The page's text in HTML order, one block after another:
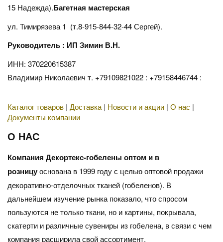
15 Надежда).Багетная мастерская
ул. Тимирязева 1 (т.8-915-844-32-44 Сергей).
Руководитель : ИП Зимин В.Н.
ИНН: 370220615387
Владимир Николаевич т. +79109821022 : +79158446744 :
Каталог товаров | Доставка| Новости и акции | О нас |
Документы компании
О НАС
Компания Декортекс-гобелены оптом и в
розницуоснована в 1999 году с целью оптовой продажи
декоративно-отделочных тканей (гобеленов). В
дальнейшем изучение рынка показало, что спросом
пользуются не только ткани, но и картины, покрывала,
скатерти и различные сувениры из гобелена, в связи с чем
компания расширила свой ассортимент.